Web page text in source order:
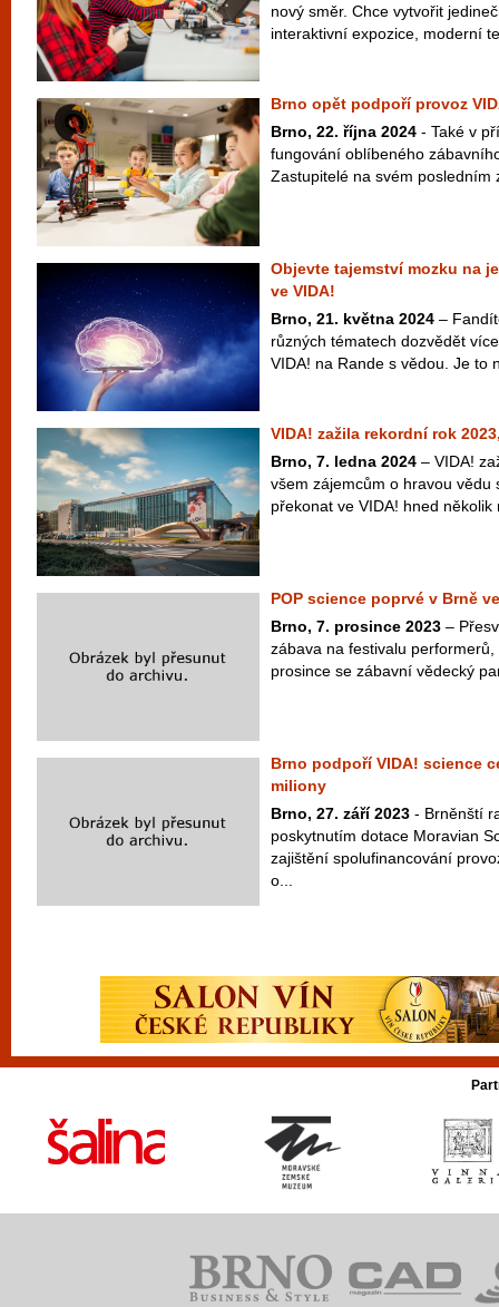
nový směr. Chce vytvořit
interaktivní expozice, moderní
Brno opět podpoří provoz
Brno, 22. října 2024 - Také v
fungování oblíbeného
Zastupitelé na svém posledním
Objevte tajemství mozku na
ve VIDA!
Brno, 21. května 2024 –
různých tématech dozvědět
VIDA! na Rande s vědou. Je to
VIDA! zažila rekordní rok
Brno, 7. ledna 2024 – VIDA!
všem zájemcům o hravou vědu
překonat ve VIDA! hned několik
POP science poprvé v Brně
Brno, 7. prosince 2023 –
zábava na festivalu
prosince se zábavní vědecký
Brno podpoří VIDA! science
miliony
Brno, 27. září 2023 - Brněnští
poskytnutím dotace Moravian
zajištění spolufinancování
o...